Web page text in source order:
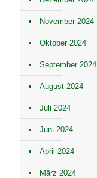
November 2024
Oktober 2024
September 2024
August 2024
Juli 2024
Juni 2024
April 2024
März 2024